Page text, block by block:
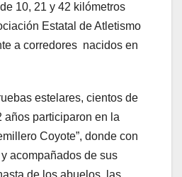
10, 21 y 42 kilómetros
Estatal de Atletismo
a corredores nacidos en
estelares, cientos de
años participaron en la
Coyote”, donde con
acompañados de sus